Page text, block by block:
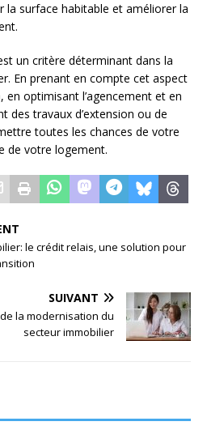
la surface habitable et améliorer la
un critère déterminant dans la
En prenant en compte cet aspect
en optimisant l’agencement et en
des travaux d’extension ou de
toutes les chances de votre
de votre logement.
le crédit relais, une solution pour
SUIVANT
la modernisation du
secteur immobilier